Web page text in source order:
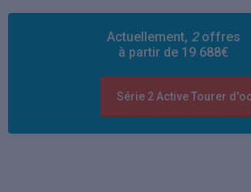
Actuellement, 2offres
à partir de 19 688€
Série 2 Active Tourer